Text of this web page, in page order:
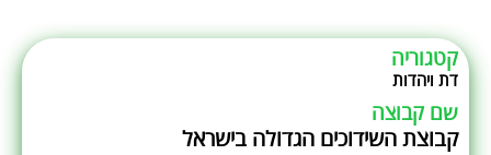
קטגוריה
דת ויהדות
שם קבוצה
קבוצת השידוכים הגדולה בישראל